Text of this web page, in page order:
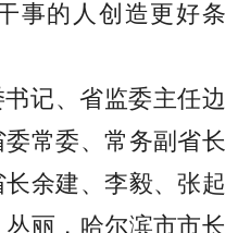
事的人创造更好条
记、省监委主任边
常委、常务副省长
余建、李毅、张起
丽，哈尔滨市市长